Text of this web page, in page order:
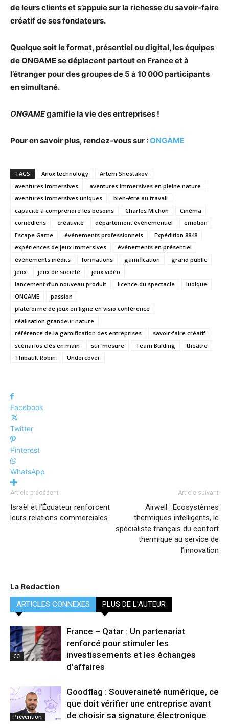
de leurs clients et s’appuie sur la richesse du savoir-faire
créatif de ses fondateurs.
Quelque soit le format, présentiel ou digital, les équipes
de ONGAME se déplacent partout en France et à
l’étranger pour des groupes de 5 à 10 000 participants
en simultané.
ONGAMEgamifie la vie des entreprises !
Pour en savoir plus, rendez-vous sur :ONGAME
TAGS Anox technology
Artem Shestakov
aventures immersives
aventures immersives en pleine nature
aventures immersives uniques
bien-être au travail
capacité à comprendre les besoins
Charles Michon
Cinéma
comédiens
créativité département événementiel
émotion
Escape Game
événements professionnels
Expédition 8848
expériences de jeux immersives
événements en présentiel
événements inédits
formations gamification
grand public
jeux
jeux de société
jeux vidéo
lancement d’un nouveau produit
licence du spectacle
ludique
ONGAME
passion
plateforme de jeux en ligne en visio conférence
réalisation grandeur nature
référence de la gamification des entreprises
savoir-faire créatif
scénarios clés en main
sur-mesure Team Bulding
théâtre
Thibault Robin
Undercover
Facebook
Twitter
Pinterest
WhatsApp
Article précédent
Israël et l’Équateur renforcent
leurs relations commerciales
Article suivant
Airwell : Ecosystèmes
thermiques intelligents, le
spécialiste français du confort
thermique au service de
l’innovation
La Redaction
ARTICLES CONNEXES PLUS DE L'AUTEUR
CCI
France – Qatar : Un partenariat
renforcé pour stimuler les
investissements et les échanges
d’affaires
Prévention
Goodflag : Souveraineté numérique, ce
que doit vérifier une entreprise avant
de choisir sa signature électronique